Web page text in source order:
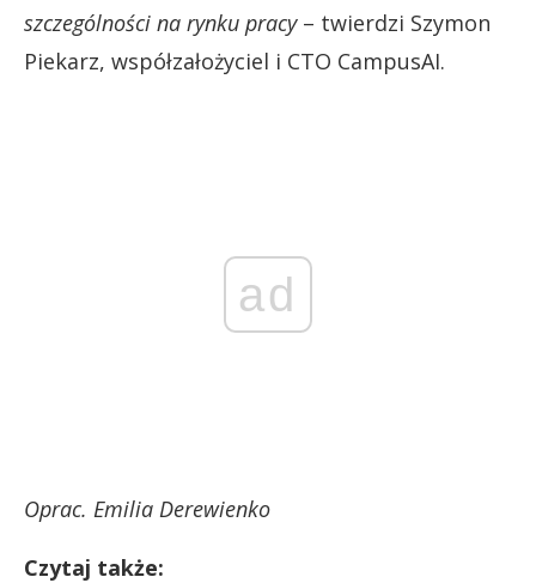
szczególności na rynku pracy– twierdzi Szymon
Piekarz, współzałożyciel i CTO CampusAI.
ad
Oprac. Emilia Derewienko
Czytaj także: